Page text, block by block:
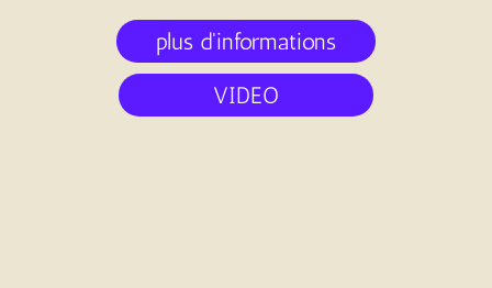
plus d'informations
VIDEO